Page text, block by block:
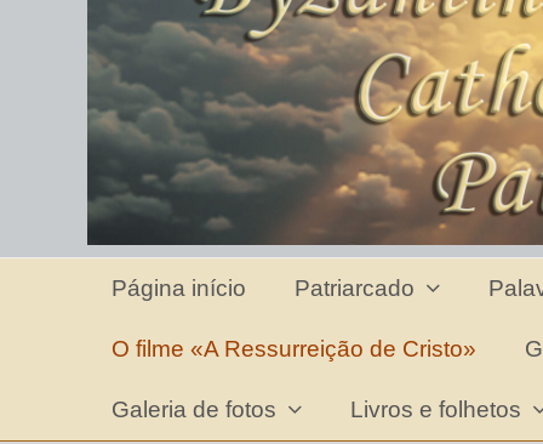
Página início Patriarcado
O filme «A Ressurreição de Cristo»
Galeria de fotos Livros e folhetos